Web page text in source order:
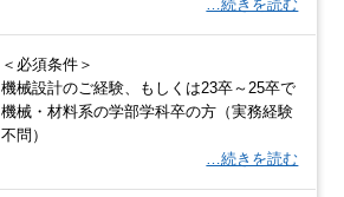
…続きを読む
＜必須条件＞
機械設計のご経験、もしくは23卒～25卒で
機械・材料系の学部学科卒の方（実務経験
不問）
…続きを読む